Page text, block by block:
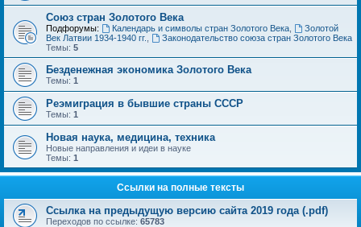
Cоюз стран Золотого Века
Подфорумы: Календарь и символы стран Золотого Века,
Золотой
Век Латвии 1934-1940 гг.
Законодательство союза стран Золотого Века
Темы: 5
Безденежная экономика Золотого Века
Темы: 1
Реэмиграция в бывшие страны СССР
Темы: 1
Новая наука, медицина, техника
Новые направления и идеи в науке
Темы: 1
Ссылки на полные тексты
Ссылка на предыдущую версию сайта 2019 года (.pdf)
Переходов по ссылке: 65783